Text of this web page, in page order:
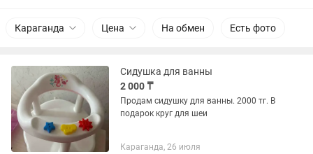
Караганда Цена На обмен Есть фото
Сидушка для ванны
2 000 ₸
Продам сидушку для ванны. 2000 тг. В
подарок круг для шеи
Караганда, 26 июля